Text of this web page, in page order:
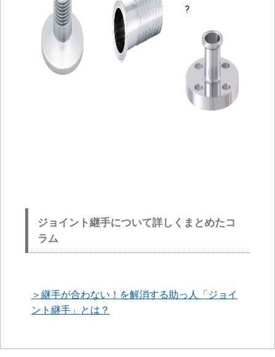
?
ジョイント継手について詳しくまとめたコ
ラム
＞継手が合わない！を解消する助っ人「ジョイ
ント継手」とは？